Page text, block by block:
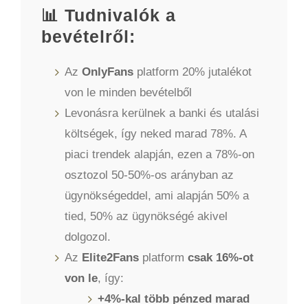
📊 Tudnivalók a
bevételről:
Az OnlyFans platform 20% jutalékot
von le minden bevételből
Levonásra kerülnek a banki és utalási
költségek, így neked marad 78%. A
piaci trendek alapján, ezen a 78%-on
osztozol 50-50%-os arányban az
ügynökségeddel, ami alapján 50% a
tied, 50% az ügynökségé akivel
dolgozol.
Az Elite2Fans platform csak 16%-ot
von le, így:
+4%-kal több pénzed marad